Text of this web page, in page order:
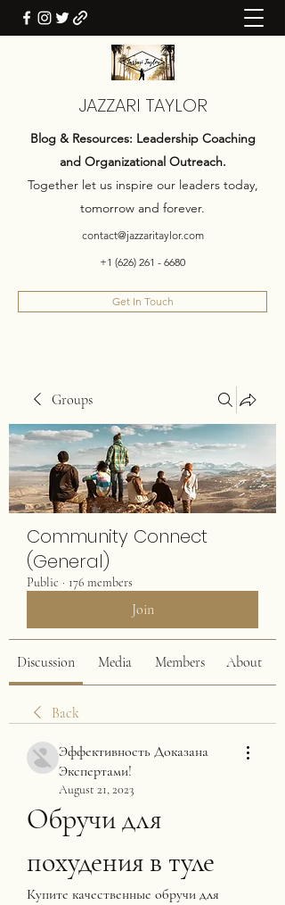
JAZZARI TAYLOR
Blog & Resources: Leadership Coaching
and Organizational Outreach.
Together let us inspire our leaders today,
tomorrow and forever.
contact@jazzaritaylor.com
+1 (626) 261 - 6680
Get In Touch
Groups
Community Connect
(General)
Public · 176 members
Join
Discussion Media Members About
Back
Эффективность Доказана
Экспертами!
August 21, 2023
Обручи для
похудения в туле
Купите качественные обручи для